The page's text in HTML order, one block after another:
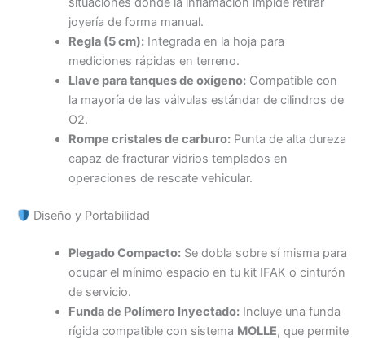
joyería de forma manual.
Regla (5 cm):Integrada en la hoja para
mediciones rápidas en terreno.
Llave para tanques de oxígeno:Compatible con
la mayoría de las válvulas estándar de cilindros de
O2.
Rompe cristales de carburo:Punta de alta dureza
capaz de fracturar vidrios templados en
operaciones de rescate vehicular.
Diseño y Portabilidad
Plegado Compacto:Se dobla sobre sí misma para
ocupar el mínimo espacio en tu kit IFAK o cinturón
de servicio.
Funda de Polímero Inyectado:Incluye una funda
rígida compatible con sistema MOLLE, que permite